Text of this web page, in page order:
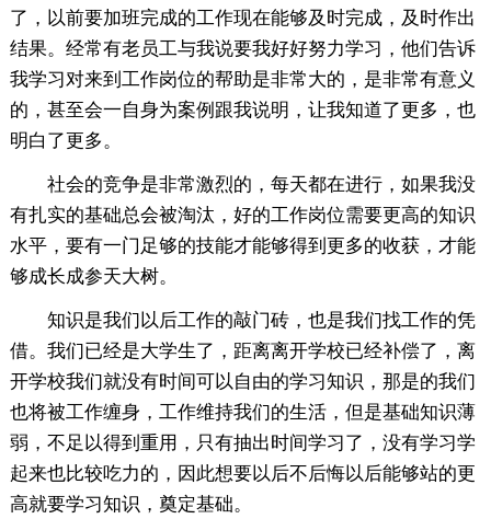
了，以前要加班完成的工作现在能够及时完成，及时作出
结果。经常有老员工与我说要我好好努力学习，他们告诉
我学习对来到工作岗位的帮助是非常大的，是非常有意义
的，甚至会一自身为案例跟我说明，让我知道了更多，也
明白了更多。
社会的竞争是非常激烈的，每天都在进行，如果我没
有扎实的基础总会被淘汰，好的工作岗位需要更高的知识
水平，要有一门足够的技能才能够得到更多的收获，才能
够成长成参天大树。
知识是我们以后工作的敲门砖，也是我们找工作的凭
借。我们已经是大学生了，距离离开学校已经补偿了，离
开学校我们就没有时间可以自由的学习知识，那是的我们
也将被工作缠身，工作维持我们的生活，但是基础知识薄
弱，不足以得到重用，只有抽出时间学习了，没有学习学
起来也比较吃力的，因此想要以后不后悔以后能够站的更
高就要学习知识，奠定基础。